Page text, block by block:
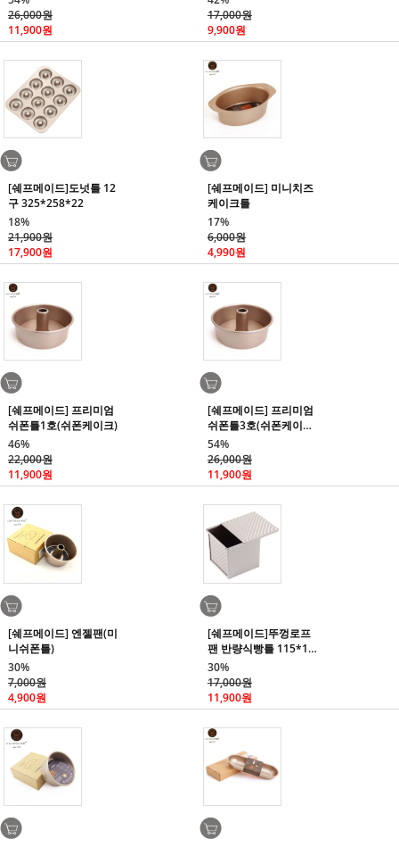
26,000원
11,900원
17,000원
9,900원
[쉐프메이드]도넛틀 12
구 325*258*22
18%
21,900원
17,900원
[쉐프메이드] 미니치즈
케이크틀
17%
6,000원
4,990원
[쉐프메이드] 프리미엄
쉬폰틀1호(쉬폰케이크)
46%
22,000원
11,900원
[쉐프메이드] 프리미엄
쉬폰틀3호(쉬폰케이
크/21cm)
54%
26,000원
11,900원
[쉐프메이드] 엔젤팬(미
니쉬폰틀)
30%
7,000원
4,900원
[쉐프메이드]뚜껑로프
팬 반량식빵틀 115*11
4*106
30%
17,000원
11,900원